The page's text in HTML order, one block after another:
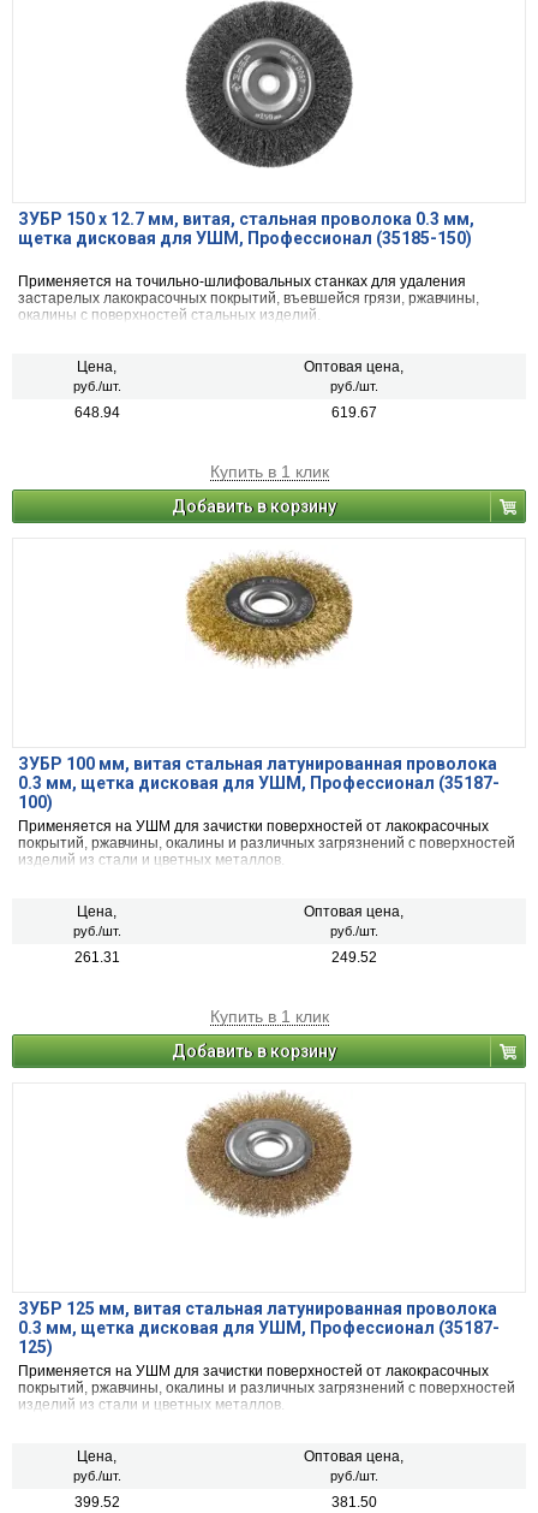
ЗУБР 150 х 12.7 мм, витая, стальная проволока 0.3 мм,
щетка дисковая для УШМ, Профессионал (35185-150)
Применяется на точильно-шлифовальных станках для удаления
застарелых лакокрасочных покрытий, въевшейся грязи, ржавчины,
окалины с поверхностей стальных изделий.
Цена,
руб./шт.
Оптовая цена,
руб./шт.
648.94 619.67
Купить в 1 клик
Добавить в корзину
ЗУБР 100 мм, витая стальная латунированная проволока
0.3 мм, щетка дисковая для УШМ, Профессионал (35187-
100)
Применяется на УШМ для зачистки поверхностей от лакокрасочных
покрытий, ржавчины, окалины и различных загрязнений с поверхностей
изделий из стали и цветных металлов.
Цена,
руб./шт.
Оптовая цена,
руб./шт.
261.31 249.52
Купить в 1 клик
Добавить в корзину
ЗУБР 125 мм, витая стальная латунированная проволока
0.3 мм, щетка дисковая для УШМ, Профессионал (35187-
125)
Применяется на УШМ для зачистки поверхностей от лакокрасочных
покрытий, ржавчины, окалины и различных загрязнений с поверхностей
изделий из стали и цветных металлов.
Цена,
руб./шт.
Оптовая цена,
руб./шт.
399.52 381.50